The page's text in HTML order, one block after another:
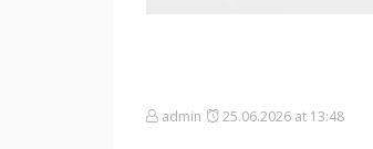
admin 25.06.2026 at 13:48